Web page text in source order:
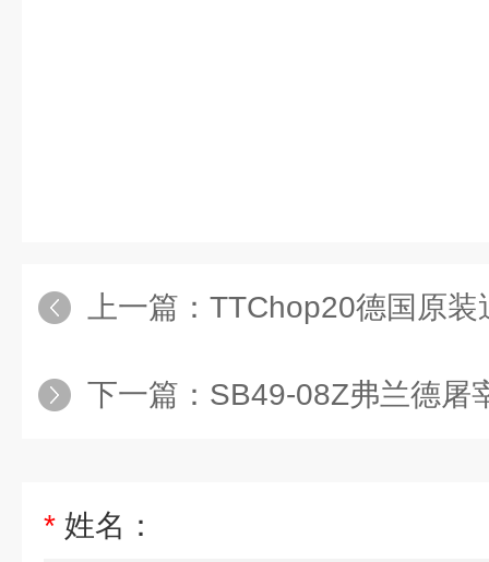
上一篇： TTChop20德国原装
下一篇： SB49-08Z弗兰德屠
* 姓名：